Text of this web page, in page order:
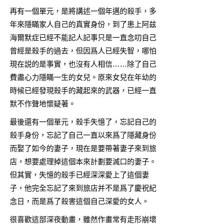
再有一個單元，是將講述一個年邁的殺手，多
年來隱瞞家人自己的真實身份，到了患上阿兹
海爾默症已經不能記人記事只是一直念叨自己
曾經是殺手的過去，但因爲人已經失智，哪怕
現在説的是事實，也沒有人相信……除了自己
費盡心力隱瞞一生的女兒。原來女兒在年幼的
時候已經發現殺手的藏起來的武器，已經一直
默不作聲地懷疑著。
最後還有一個單元，殺手失憶了，忘記自己的
殺手身份，忘記了自己一直以來爲了隱藏身份
而娶了如今的妻子，現在是要帶著妻子來到旅
店，想要處理掉這個本來計劃要滅口的妻子。
但其實，失憶的殺手已經深深愛上了這個妻
子，他完全忘記了來到旅店并不是爲了慶祝紀
念日，而是爲了殺害這個自己深愛的女人。
很喜歡這部深夜動畫，雖然作畫常有走形崩壞